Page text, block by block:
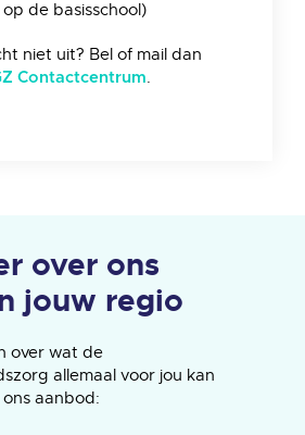
de basisschool)
niet uit? Bel of mail dan
Contactcentrum.
over ons
jouw regio
over wat de
allemaal voor jou kan
aanbod: